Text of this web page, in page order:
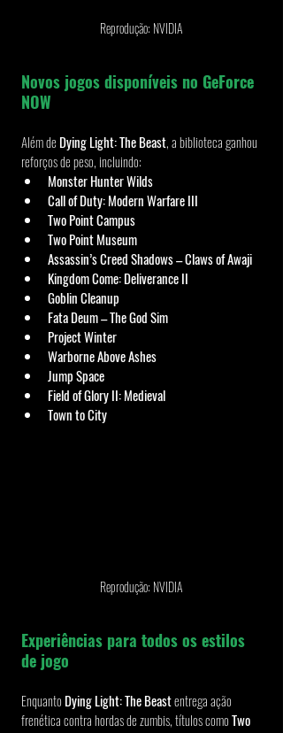
Reprodução: NVIDIA
Novos jogos disponíveis no GeForce
NOW
Além de Dying Light: The Beast, a biblioteca ganhou
reforços de peso, incluindo:
Monster Hunter Wilds
Call of Duty: Modern Warfare III
Two Point Campus
Two Point Museum
Assassin’s Creed Shadows – Claws of Awaji
Kingdom Come: Deliverance II
Goblin Cleanup
Fata Deum – The God Sim
Project Winter
Warborne Above Ashes
Jump Space
Field of Glory II: Medieval
Town to City
Reprodução: NVIDIA
Experiências para todos os estilos
de jogo
Enquanto Dying Light: The Beast entrega ação
frenética contra hordas de zumbis, títulos como Two